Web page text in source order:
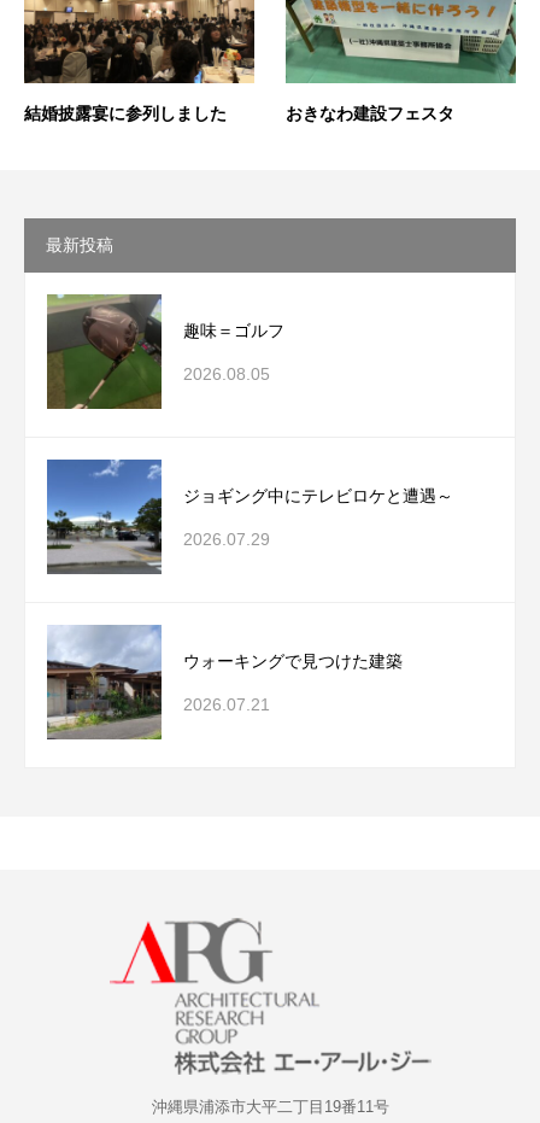
結婚披露宴に参列しました おきなわ建設フェスタ
最新投稿
趣味＝ゴルフ
2026.08.05
ジョギング中にテレビロケと遭遇～
2026.07.29
ウォーキングで見つけた建築
2026.07.21
沖縄県浦添市大平二丁目19番11号